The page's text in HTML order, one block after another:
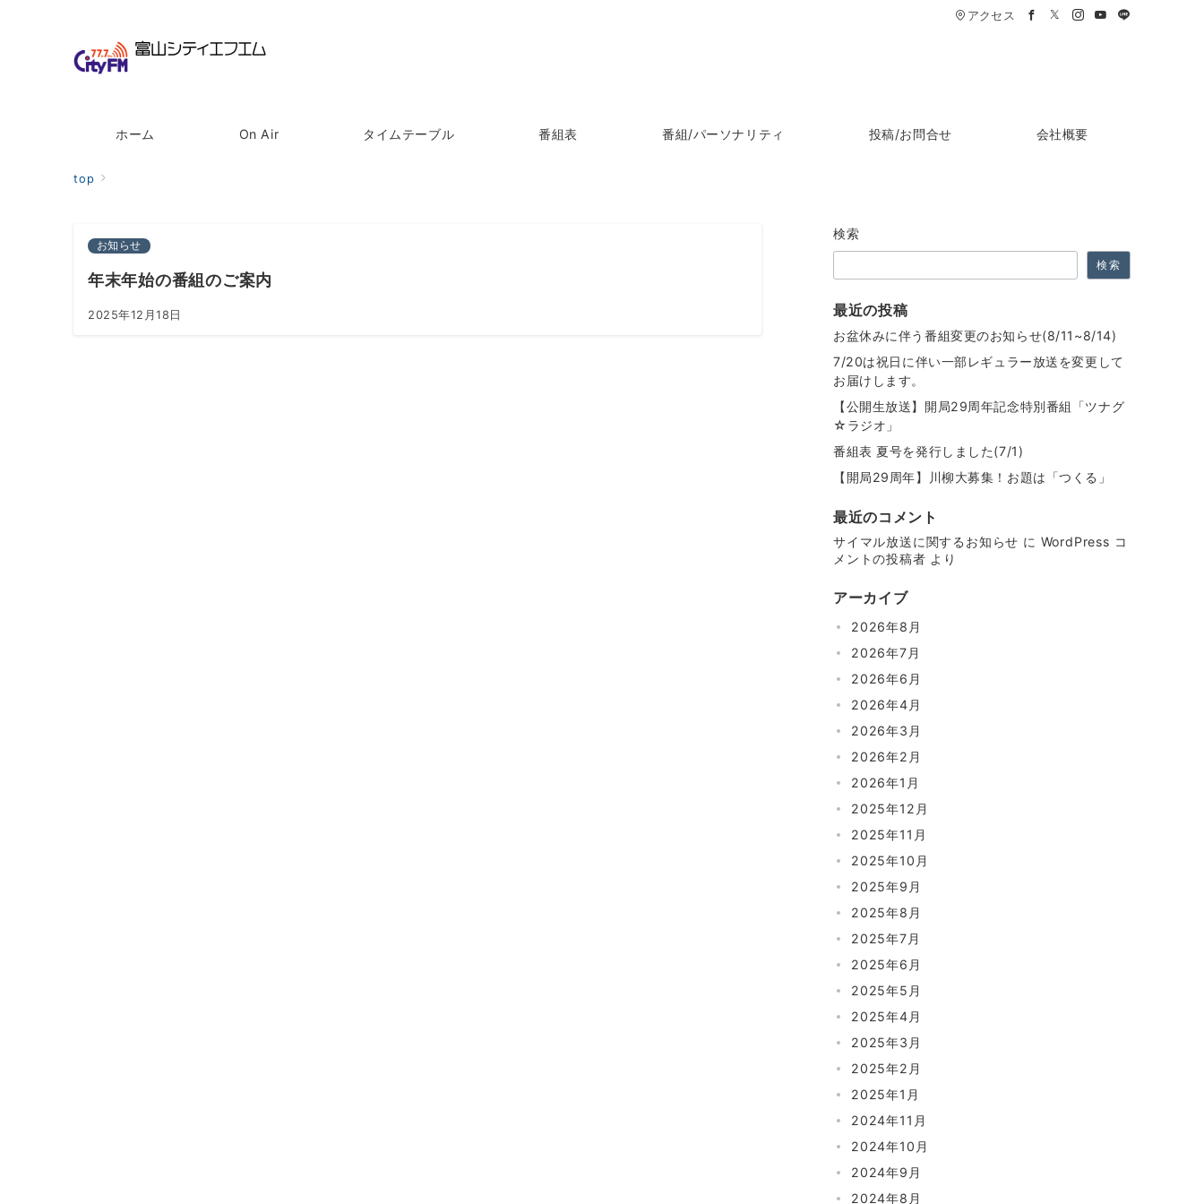
アクセス
ホーム On Air タイムテーブル 番組表 番組/パーソナリティ 投稿/お問合せ 会社概要
top
お知らせ
年末年始の番組のご案内
2025年12月18日
検索
検索
最近の投稿
お盆休みに伴う番組変更のお知らせ(8/11~8/14)
7/20は祝日に伴い一部レギュラー放送を変更して
お届けします。
【公開生放送】開局29周年記念特別番組「ツナグ
☆ラジオ」
番組表 夏号を発行しました(7/1)
【開局29周年】川柳大募集！お題は「つくる」
最近のコメント
サイマル放送に関するお知らせ に WordPress コ
メントの投稿者 より
アーカイブ
2026年8月
2026年7月
2026年6月
2026年4月
2026年3月
2026年2月
2026年1月
2025年12月
2025年11月
2025年10月
2025年9月
2025年8月
2025年7月
2025年6月
2025年5月
2025年4月
2025年3月
2025年2月
2025年1月
2024年11月
2024年10月
2024年9月
2024年8月